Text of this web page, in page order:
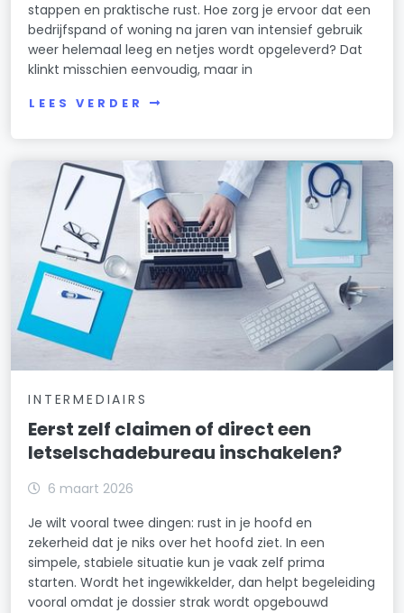
stappen en praktische rust. Hoe zorg je ervoor dat een
bedrijfspand of woning na jaren van intensief gebruik
weer helemaal leeg en netjes wordt opgeleverd? Dat
klinkt misschien eenvoudig, maar in
LEES VERDER
INTERMEDIAIRS
Eerst zelf claimen of direct een
letselschadebureau inschakelen?
6 maart 2026
Je wilt vooral twee dingen: rust in je hoofd en
zekerheid dat je niks over het hoofd ziet. In een
simpele, stabiele situatie kun je vaak zelf prima
starten. Wordt het ingewikkelder, dan helpt begeleiding
vooral omdat je dossier strak wordt opgebouwd